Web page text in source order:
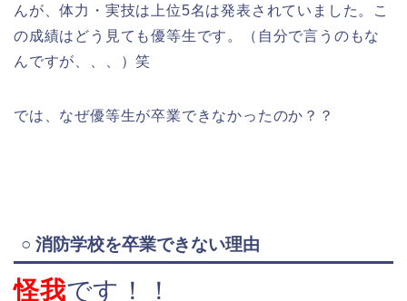
んが、体力・実技は上位5名は発表されていました。こ
の成績はどう見ても優等生です。（自分で言うのもな
んですが、、、）笑
では、なぜ優等生が卒業できなかったのか？？
○ 消防学校を卒業できない理由
怪我です！！